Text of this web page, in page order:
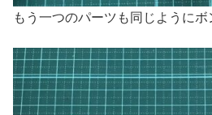
もう一つのパーツも同じようにボ